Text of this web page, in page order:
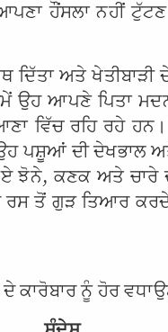
ਹੌਂਸਲਾ ਨਹੀਂ
ਦਿੱਤਾ ਅਤੇ
ਆਪਣੇ ਪਿਤਾ
ਵਿੱਚ ਰਹਿ ਰਹੇ
ਪਸ਼ੂਆਂ ਦੀ ਦੇਖਭਾਲ
ਝੋਨੇ, ਕਣਕ ਅਤੇ
ਰਸ ਤੋਂ ਗੁੜ ਤਿਆਰ
ਕਾਰੋਬਾਰ ਨੂੰ ਹੋਰ